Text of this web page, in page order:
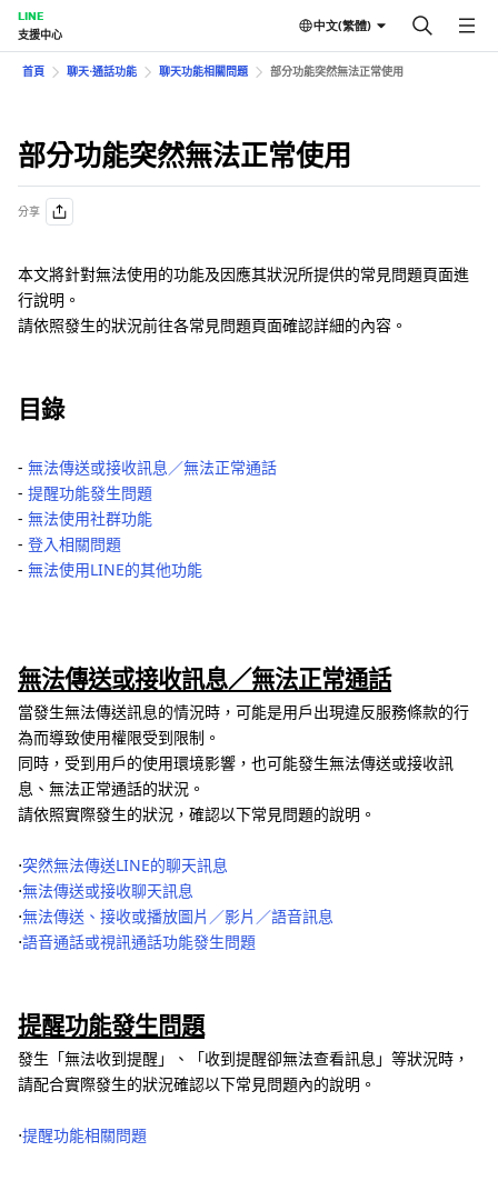
LINE
支援中心
中文(繁體)
首頁 聊天⋅通話功能 聊天功能相關問題 部分功能突然無法正常使用
部分功能突然無法正常使用
分享
本文將針對無法使用的功能及因應其狀況所提供的常見問題頁面進
行說明。
請依照發生的狀況前往各常見問題頁面確認詳細的內容。
目錄
‐ 無法傳送或接收訊息／無法正常通話
‐ 提醒功能發生問題
‐ 無法使用社群功能
‐ 登入相關問題
‐ 無法使用LINE的其他功能
無法傳送或接收訊息／無法正常通話
當發生無法傳送訊息的情況時，可能是用戶出現違反服務條款的行
為而導致使用權限受到限制。
同時，受到用戶的使用環境影響，也可能發生無法傳送或接收訊
息、無法正常通話的狀況。
請依照實際發生的狀況，確認以下常見問題的說明。
⋅突然無法傳送LINE的聊天訊息
⋅無法傳送或接收聊天訊息
⋅無法傳送、接收或播放圖片／影片／語音訊息
⋅語音通話或視訊通話功能發生問題
提醒功能發生問題
發生「無法收到提醒」、「收到提醒卻無法查看訊息」等狀況時，
請配合實際發生的狀況確認以下常見問題內的說明。
⋅提醒功能相關問題